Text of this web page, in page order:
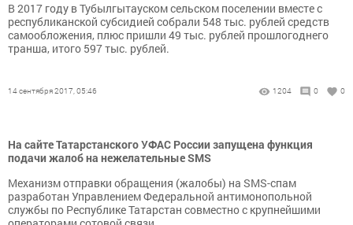
В 2017 году в Тубылгытауском сельском поселении вместе с
республиканской субсидией собрали 548 тыс. рублей средств
самообложения, плюс пришли 49 тыс. рублей прошлогоднего
транша, итого 597 тыс. рублей.
14 сентября 2017, 05:46 1204 0 0
На сайте Татарстанского УФАС России запущена функция
подачи жалоб на нежелательные SMS
Механизм отправки обращения (жалобы) на SMS-спам
разработан Управлением Федеральной антимонопольной
службы по Республике Татарстан совместно с крупнейшими